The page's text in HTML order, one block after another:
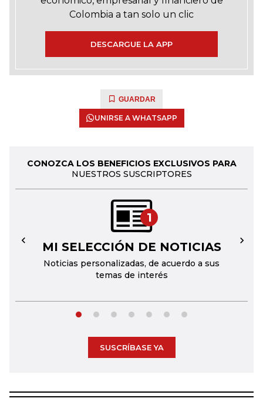
Colombia a tan solo un clic
DESCARGUE LA APP
GUARDAR
UNIRSE A WHATSAPP
CONOZCA LOS BENEFICIOS EXCLUSIVOS PARA
NUESTROS SUSCRIPTORES
1
MI SELECCIÓN DE NOTICIAS
Noticias personalizadas, de acuerdo a sus
temas de interés
← →
SUSCRÍBASE YA